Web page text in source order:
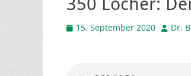
Veröffentlicht
15. September 2020 Autor
Dr.